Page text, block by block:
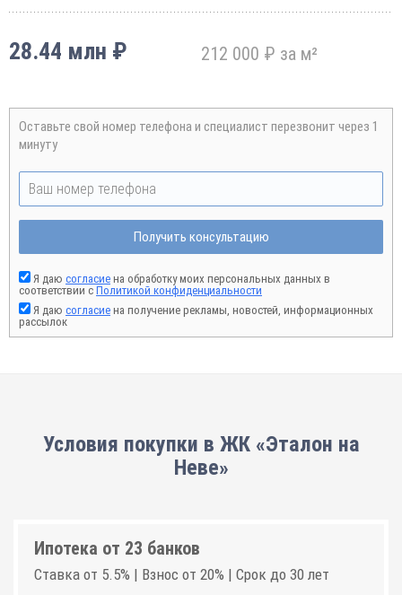
28.44 млн ₽ 212 000 ₽ за м²
Оставьте свой номер телефона и специалист перезвонит через 1
минуту
Получить консультацию
Я даю согласие на обработку моих персональных данных в
соответствии с Политикой конфиденциальности
Я даю согласие на получение рекламы, новостей, информационных
рассылок
Условия покупки в ЖК «Эталон на
Неве»
Ипотека от 23 банков
Ставка от 5.5% | Взнос от 20% | Срок до 30 лет